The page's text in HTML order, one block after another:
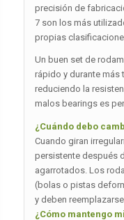
precisión de
7 son los más
propias
Un buen set de
rápido y durante más
reduciendo la
malos bearings es
¿Cuándo debo
Cuando giran
persistente después
agarrotados. Los
(bolas o pistas
y deben reemplazarse.
¿Cómo mantengo